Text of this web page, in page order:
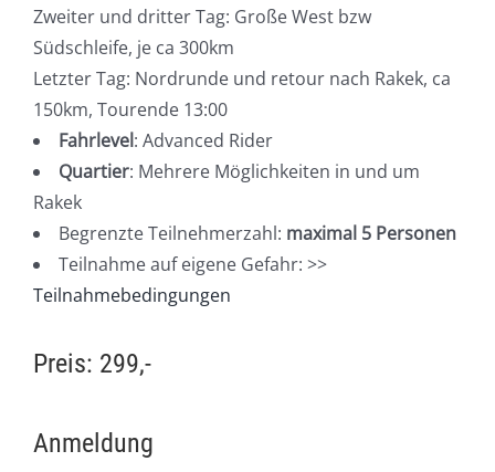
Zweiter und dritter Tag: Große West bzw
Südschleife, je ca 300km
Letzter Tag: Nordrunde und retour nach Rakek, ca
150km, Tourende 13:00
Fahrlevel: Advanced Rider
Quartier: Mehrere Möglichkeiten in und um
Rakek
Begrenzte Teilnehmerzahl: maximal 5 Personen
Teilnahme auf eigene Gefahr: >>
Teilnahmebedingungen
Preis: 299,-
Anmeldung